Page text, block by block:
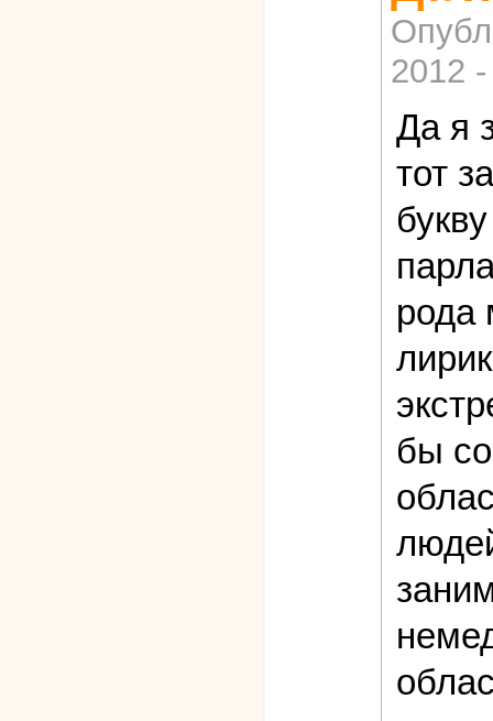
2012
Да я
тот
рода
бы